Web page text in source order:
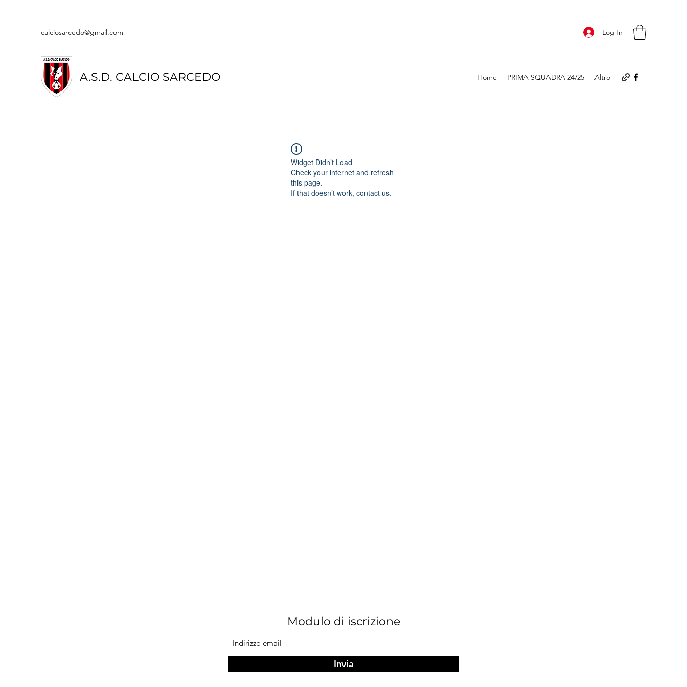
calciosarcedo@gmail.com Log In
A.S.D. CALCIO SARCEDO Home PRIMA SQUADRA 24/25 Altro
Widget Didn’t Load
Check your internet and refresh
this page.
If that doesn’t work, contact us.
Modulo di iscrizione
Invia